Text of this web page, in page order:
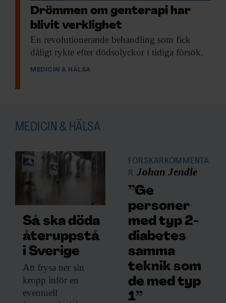
ny era för att behandla hörselproblem.
Ett frågetecken är dock hur länge effekten
av genterapin kommer att hålla i sig.
Hörselsnäckan svår
att nå
Hörselsnäckan ligger djupt inne i skallen
och det vanligaste sättet att nå den är
genom trumhinnan och vidare genom det
membran som håller vätskorna inne i
hörselsnäckan på plats.
– Det finns en risk här att man skadar
membranet och att vätskorna läcker ut.
Skulle det uppstå ett läckage finns risk att
Drömmen om genterapi har
blivit verklighet
En revolutionerande behandling som fick
dåligt rykte efter dödsolyckor i tidiga försök.
MEDICIN & HÄLSA
MEDICIN & HÄLSA
Så ska döda
återuppstå
i Sverige
Att frysa ner sin
kropp inför en
eventuell
FORSKARKOMMENTA
R Johan Jendle
”Ge
personer
med typ 2-
diabetes
samma
teknik som
de med typ
1”